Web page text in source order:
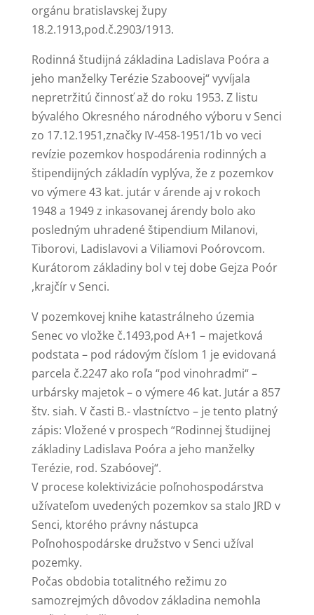
orgánu bratislavskej župy
18.2.1913,pod.č.2903/1913.
Rodinná študijná základina Ladislava Poóra a
jeho manželky Terézie Szaboovej“ vyvíjala
nepretržitú činnosť až do roku 1953. Z listu
bývalého Okresného národného výboru v Senci
zo 17.12.1951,značky IV-458-1951/1b vo veci
revízie pozemkov hospodárenia rodinných a
štipendijných základín vyplýva, že z pozemkov
vo výmere 43 kat. jutár v árende aj v rokoch
1948 a 1949 z inkasovanej árendy bolo ako
posledným uhradené štipendium Milanovi,
Tiborovi, Ladislavovi a Viliamovi Poórovcom.
Kurátorom základiny bol v tej dobe Gejza Poór
,krajčír v Senci.
V pozemkovej knihe katastrálneho územia
Senec vo vložke č.1493,pod A+1 – majetková
podstata – pod rádovým číslom 1 je evidovaná
parcela č.2247 ako roľa “pod vinohradmi“ –
urbársky majetok – o výmere 46 kat. Jutár a 857
štv. siah. V časti B.- vlastníctvo – je tento platný
zápis: Vložené v prospech “Rodinnej študijnej
základiny Ladislava Poóra a jeho manželky
Terézie, rod. Szabóovej“.
V procese kolektivizácie poľnohospodárstva
užívateľom uvedených pozemkov sa stalo JRD v
Senci, ktorého právny nástupca
Poľnohospodárske družstvo v Senci užíval
pozemky.
Počas obdobia totalitného režimu zo
samozrejmých dôvodov základina nemohla